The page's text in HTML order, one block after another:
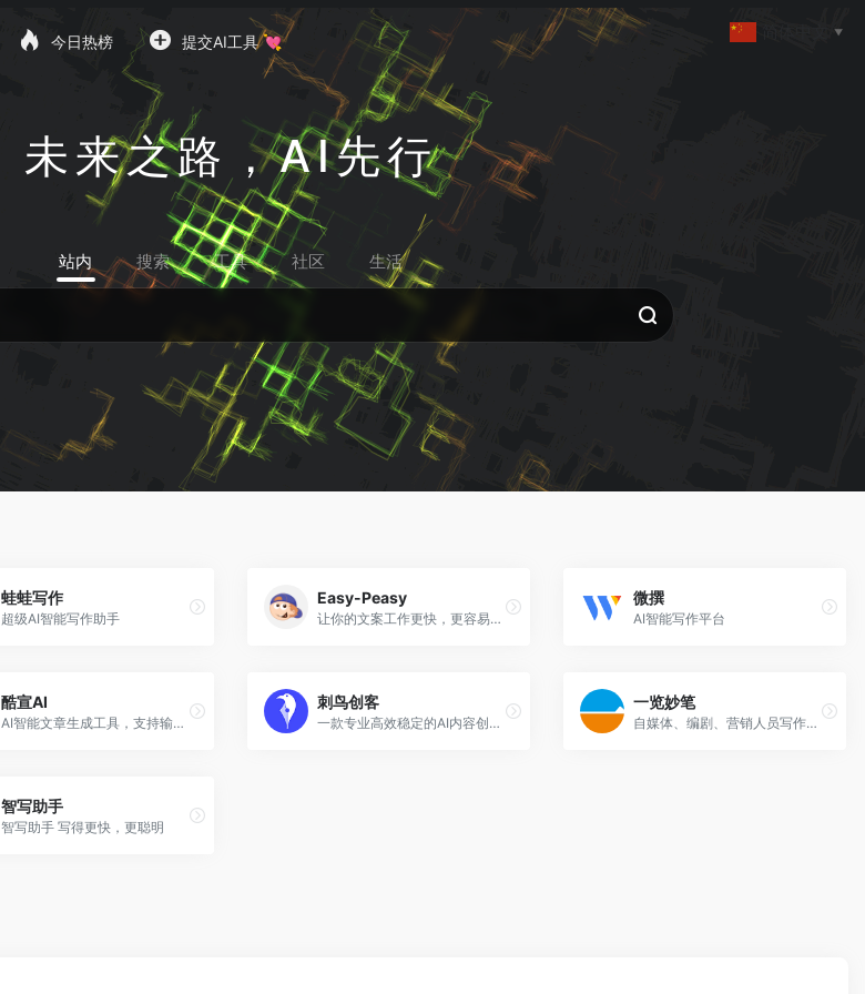
今日热榜 提交AI工具 💘
未来之路，AI先行
站内 搜索 工具 社区 生活
蛙蛙写作
超级AI智能写作助手
Easy-Peasy
让你的文案工作更快，更容易的AI工具。
微撰
AI智能写作平台
酷宣AI
AI智能文章生成工具，支持输入主题生成高颜值带模板文章，适配多图场景，可一键同步多平台、导出多种格式，方便留存分享。
刺鸟创客
一款专业高效稳定的AI内容创作平台
一览妙笔
自媒体、编剧、营销人员写作工具
智写助手
智写助手 写得更快，更聪明
▼